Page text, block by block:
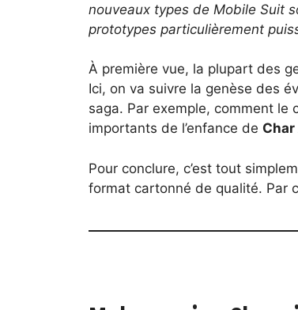
nouveaux types de Mobile Suit
prototypes particulièrement
À première vue, la plupart des
Ici, on va suivre la genèse des
saga. Par exemple, comment le
importants de l’enfance de
Pour conclure, c’est tout
format cartonné de qualité. Par